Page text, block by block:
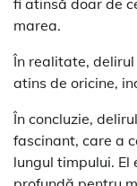
fi atinsă doar de
marea.
În realitate,
atins de oricine,
În concluzie,
fascinant, care a
lungul timpului.